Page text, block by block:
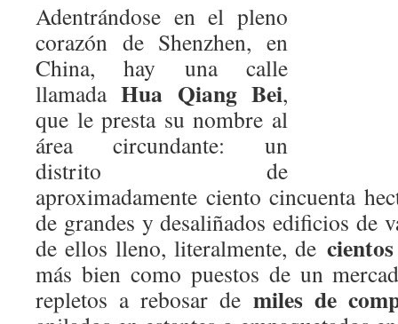
Adentrándose en el pleno
corazón de Shenzhen, en
China, hay una calle
llamadaHua Qiang Bei,
que le presta su nombre al
área circundante: un
distrito de
aproximadamente ciento cincuenta
de grandes y desaliñados edificios de
de ellos lleno, literalmente, de
más bien como puestos de un
repletos a rebosar de miles de